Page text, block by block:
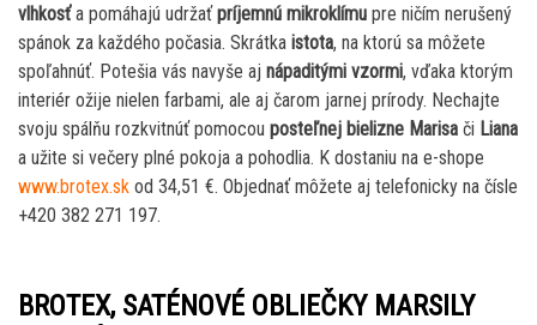
vlhkosťa pomáhajú udržaťpríjemnú mikroklímu pre ničím nerušený
spánok za každého počasia. Skrátka istota, na ktorú sa môžete
spoľahnúť. Potešia vás navyše aj nápaditými vzormi, vďaka ktorým
interiér ožije nielen farbami, ale aj čarom jarnej prírody. Nechajte
svoju spálňu rozkvitnúť pomocou posteľnej bielizne Marisa či Liana
a užite si večery plné pokoja a pohodlia. K dostaniu na e-shope
www.brotex.sk od 34,51 €. Objednať môžete aj telefonicky na čísle
+420 382 271 197.
BROTEX, SATÉNOVÉ OBLIEČKY MARSILY